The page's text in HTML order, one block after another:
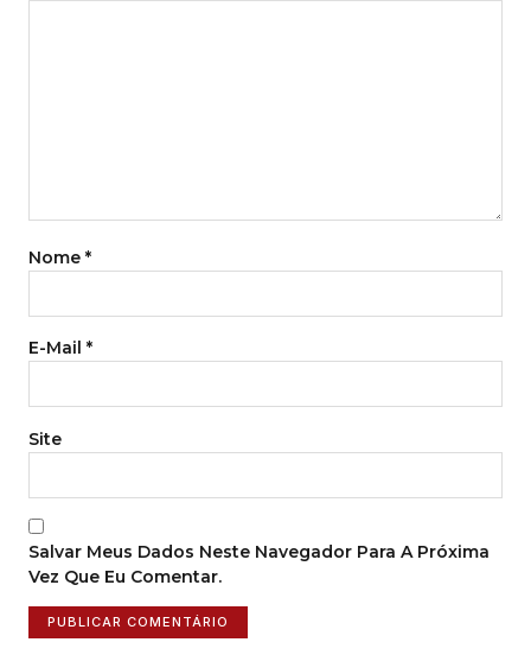
Nome *
E-Mail *
Site
Salvar Meus Dados Neste Navegador Para A Próxima
Vez Que Eu Comentar.